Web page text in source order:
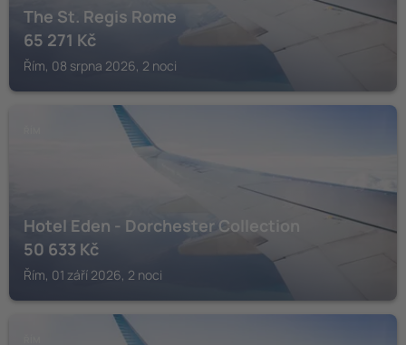
The St. Regis Rome
65 271 Kč
Řím, 08 srpna 2026, 2 noci
Hotel Eden - Dorchester Collection
50 633 Kč
Řím, 01 září 2026, 2 noci